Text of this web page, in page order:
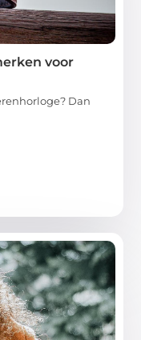
voor
Dan